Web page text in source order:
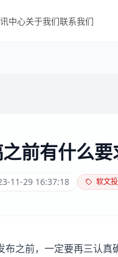
中心关于我们联系我们
前有什么要
11-29 16:37:18 软文
布之前，一定要再三认